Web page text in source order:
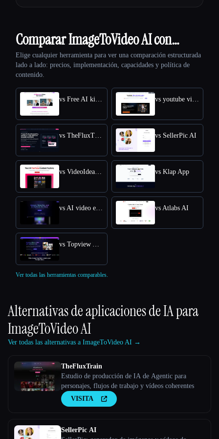
Comparar ImageToVideo AI con…
Elige cualquier herramienta para ver una comparación estructurada
lado a lado: precios, implementación, capacidades y política de
contenido.
vs Free AI kissing video generator vs youtube video downloader
vs TheFluxTrain vs SellerPic AI
vs VideoIdeas AI vs Klap App
vs AI video editor vs Atlabs AI
vs Topview AI URL to Video
Ver todas las herramientas comparables.
Alternativas de aplicaciones de IA para
ImageToVideo AI
Ver todas las alternativas a ImageToVideo AI →
TheFluxTrain
Estudio de producción de IA de Agentic para
personajes, flujos de trabajo y vídeos coherentes
VISITA
SellerPic AI